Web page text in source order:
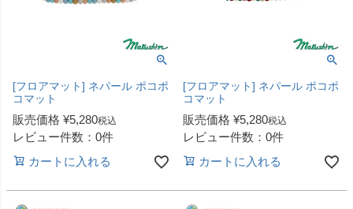
[フロアマット] ネパール ポコポ
コマット
販売価格 ¥5,280税込
レビュー件数：0件
カートに入れる
[フロアマット] ネパール ポコポ
コマット
販売価格 ¥5,280税込
レビュー件数：0件
カートに入れる